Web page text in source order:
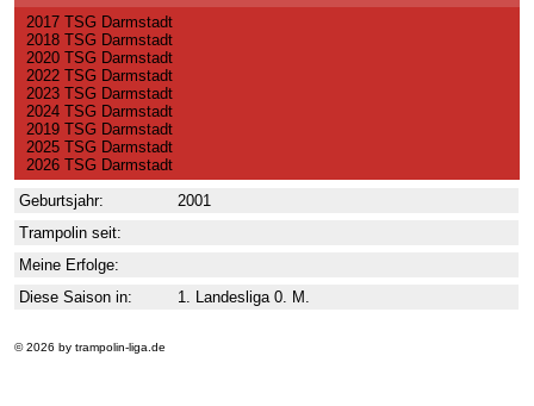
2017 TSG Darmstadt
2018 TSG Darmstadt
2020 TSG Darmstadt
2022 TSG Darmstadt
2023 TSG Darmstadt
2024 TSG Darmstadt
2019 TSG Darmstadt
2025 TSG Darmstadt
2026 TSG Darmstadt
Geburtsjahr:
2001
Trampolin seit:
Meine Erfolge:
Diese Saison in:
1. Landesliga 0. M.
© 2026 by trampolin-liga.de